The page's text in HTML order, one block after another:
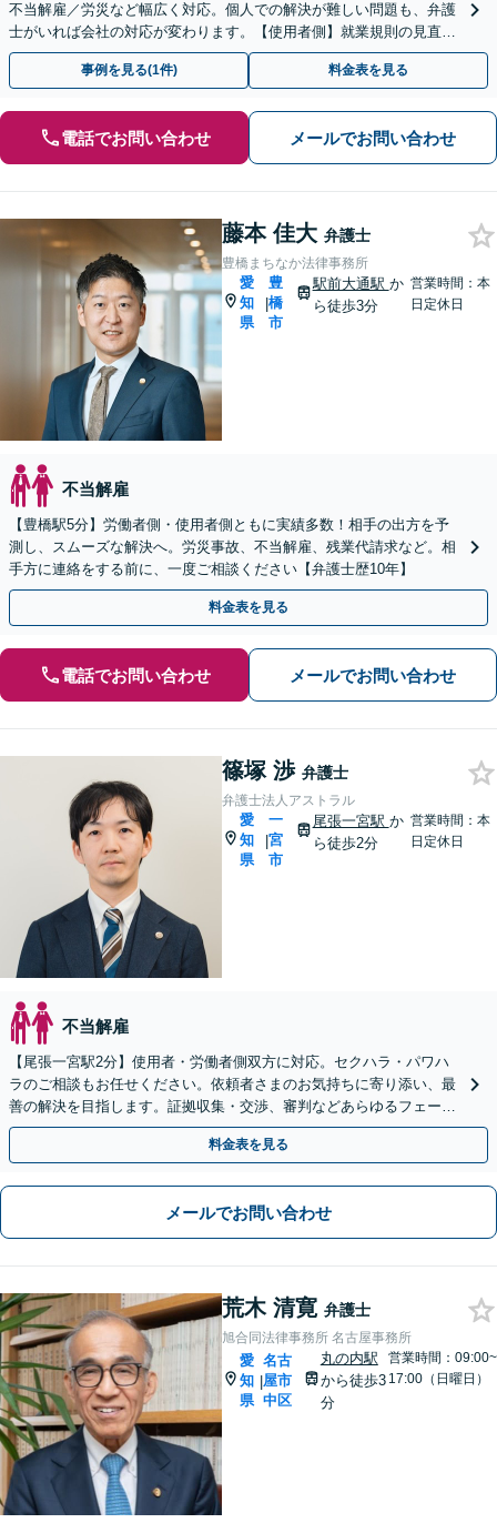
不当解雇／労災など幅広く対応。個人での解決が難しい問題も、弁護
士がいれば会社の対応が変わります。【使用者側】就業規則の見直し
やハラスメント対策もお任せください【法テラス利用可能】
事例を見る(1件) 料金表を見る
電話でお問い合わせ メールでお問い合わせ
藤本 佳大 弁護士
豊橋まちなか法律事務所
愛
知
県
|
豊
橋
市
駅前大通駅 か
ら徒歩3分
営業時間：本
日定休日
不当解雇
【豊橋駅5分】労働者側・使用者側ともに実績多数！相手の出方を予
測し、スムーズな解決へ。労災事故、不当解雇、残業代請求など。相
手方に連絡をする前に、一度ご相談ください【弁護士歴10年】
料金表を見る
電話でお問い合わせ メールでお問い合わせ
篠塚 渉 弁護士
弁護士法人アストラル
愛
知
県
|
一
宮
市
尾張一宮駅 か
ら徒歩2分
営業時間：本
日定休日
不当解雇
【尾張一宮駅2分】使用者・労働者側双方に対応。セクハラ・パワハ
ラのご相談もお任せください。依頼者さまのお気持ちに寄り添い、最
善の解決を目指します。証拠収集・交渉、審判などあらゆるフェーズ
に対応しています【オンライン面談OK（顧問契約後）】
料金表を見る
メールでお問い合わせ
荒木 清寛 弁護士
旭合同法律事務所 名古屋事務所
愛
知
県
|
名古
屋市
中区
丸の内駅
から徒歩3
分
営業時間：09:00~
17:00（日曜日）